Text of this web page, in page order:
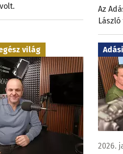
világ
Az
2026.